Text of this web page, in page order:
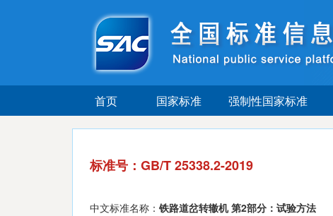
首页 国家标准 强制性国家标准
标准号：GB/T 25338.2-2019
中文标准名称： 铁路道岔转辙机 第2部分：试验方法